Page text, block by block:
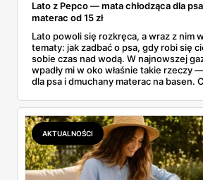
Lato z Pepco — mata chłodząca dla
materac od 15 zł
Lato powoli się rozkręca, a wraz z nim
tematy: jak zadbać o psa, gdy robi się
sobie czas nad wodą. W najnowszej
wpadły mi w oko właśnie takie rzeczy
dla psa i dmuchany materac na basen.
Zebrałam to, co naprawdę warto
— dla czworonoga w domu i dla całej
AKTUALNOŚCI